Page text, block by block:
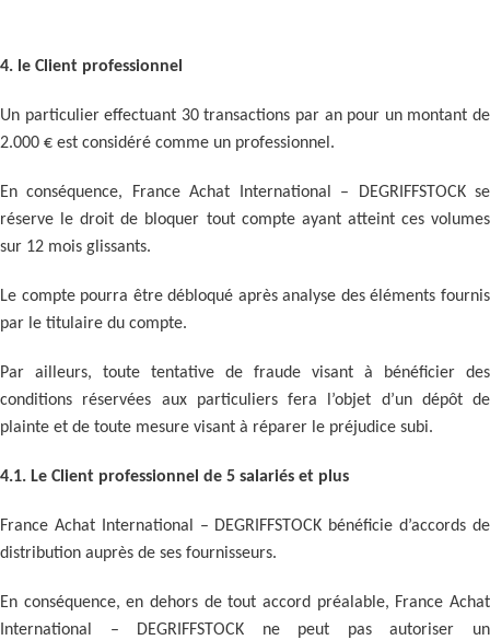
4. le Client professionnel
Un particulier effectuant 30 transactions par an pour un montant de
2.000 € est considéré comme un professionnel.
En conséquence, France Achat International – DEGRIFFSTOCK se
réserve le droit de bloquer tout compte ayant atteint ces volumes
sur 12 mois glissants.
Le compte pourra être débloqué après analyse des éléments fournis
par le titulaire du compte.
Par ailleurs, toute tentative de fraude visant à bénéficier des
conditions réservées aux particuliers fera l’objet d’un dépôt de
plainte et de toute mesure visant à réparer le préjudice subi.
4.1. Le Client professionnel de 5 salariés et plus
France Achat International – DEGRIFFSTOCK bénéficie d’accords de
distribution auprès de ses fournisseurs.
En conséquence, en dehors de tout accord préalable, France Achat
International – DEGRIFFSTOCK ne peut pas autoriser un